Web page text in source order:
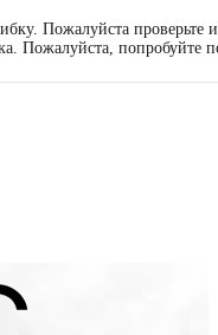
Пожалуйста проверьте
Пожалуйста, попробуйте